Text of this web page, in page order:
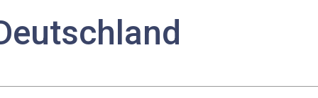
Cloud & Managed Services 2026